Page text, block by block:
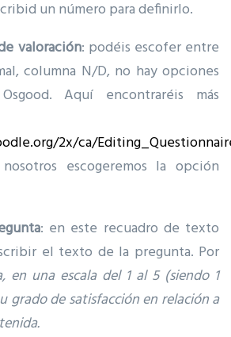
un número para definirlo.
valoración: podéis escofer entre
columna N/D, no hay opciones
Aquí encontraréis más
2x/ca/
escogeremos la opción
: en este recuadro de texto
el texto de la pregunta. Por
en una escala del 1 al 5 (siendo 1
grado de satisfacción en relación a